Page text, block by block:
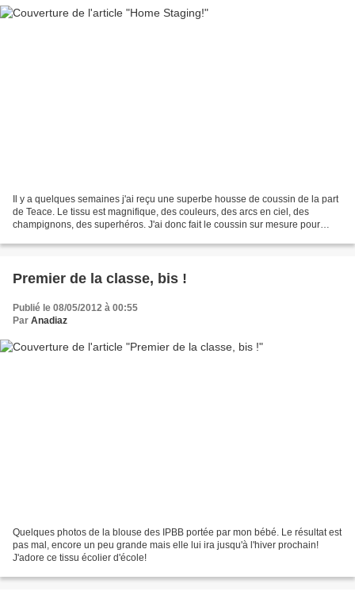
Il y a quelques semaines j'ai reçu une superbe housse de coussin de la part
de Teace. Le tissu est magnifique, des couleurs, des arcs en ciel, des
champignons, des superhéros. J'ai donc fait le coussin sur mesure pour
Premier de la classe, bis !
Publié le 08/05/2012 à 00:55
Par Anadiaz
Quelques photos de la blouse des IPBB portée par mon bébé. Le résultat est
pas mal, encore un peu grande mais elle lui ira jusqu'à l'hiver prochain!
J'adore ce tissu écolier d'école!